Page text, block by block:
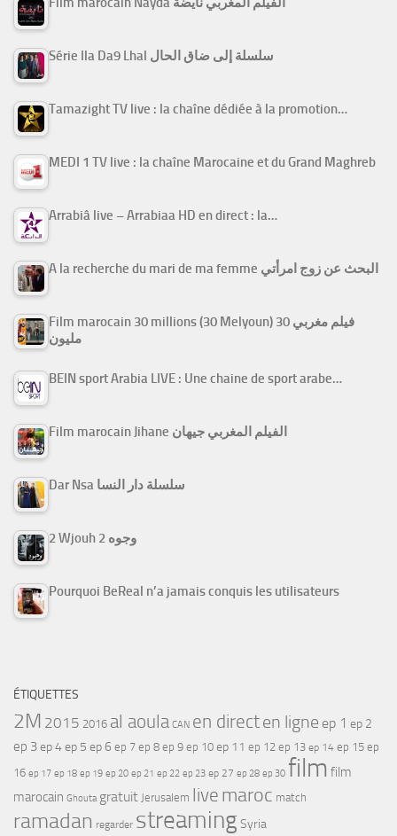
Série Ila Da9 Lhal سلسلة إلى ضاق الحال
Tamazight TV live : la chaîne dédiée à la promotion…
MEDI 1 TV live : la chaîne Marocaine et du Grand Maghreb
Arrabiâ live – Arrabiaa HD en direct : la…
A la recherche du mari de ma femme البحث عن زوج امرأتي
Film marocain 30 millions (30 Melyoun) فيلم مغربي 30
مليون
BEIN sport Arabia LIVE : Une chaine de sport arabe…
Film marocain Jihane الفيلم المغربي جيهان
Dar Nsa سلسلة دار النسا
2 Wjouh 2 وجوه
Pourquoi BeReal n’a jamais conquis les utilisateurs
ÉTIQUETTES
2M 2015 2016 al aoula CAN en directen ligne ep 1 ep 2
ep 3ep 4ep 5 ep 6 ep 7 ep 8 ep 9 ep 10 ep 11 ep 12 ep 13 ep 14 ep 15 ep
16 ep 17 ep 18 ep 19 ep 20 ep 21 ep 22 ep 23 ep 27 ep 28 ep 30 film film
marocain Ghouta gratuit Jerusalem live maroc match
ramadan regarder streamingSyria